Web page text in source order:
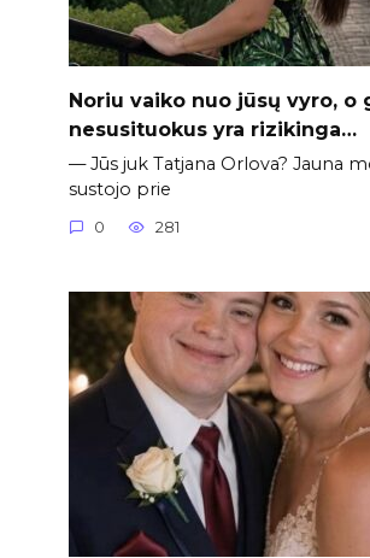
Noriu vaiko nuo jūsų vyro, o
nesusituokus yra rizikinga…
— Jūs juk Tatjana Orlova? Jauna
sustojo prie
0 281